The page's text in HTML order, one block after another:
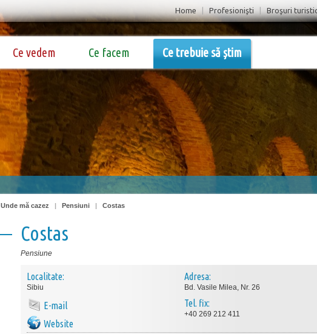
Home Profesionişti Broşuri
Ce vedem Ce facem Ce trebuie să știm
Unde mă cazez | Pensiuni | Costas
Costas
Pensiune
Localitate:
Sibiu
E-mail
Website
Adresa:
Bd. Vasile Milea, Nr. 26
Tel. fix:
+40 269 212 411